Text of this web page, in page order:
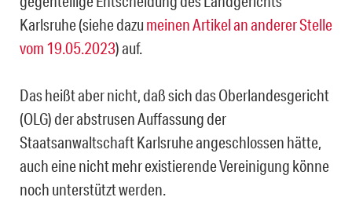
Karlsruhe (siehe dazu meinen Artikel an anderer Stelle
vom 19.05.2023) auf.
Das heißt aber nicht, daß sich das Oberlandesgericht
(OLG) der abstrusen Auffassung der
Staatsanwaltschaft Karlsruhe angeschlossen hätte,
auch eine nicht mehr existieren­de Vereinigung könne
noch unterstützt werden.